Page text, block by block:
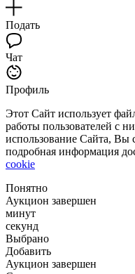
Подать
Чат
Профиль
Этот Сайт использует
работы пользователей с
использование Сайта, Вы
подробная информация
cookie
Понятно
Аукцион завершен
минут
секунд
Выбрано
Добавить
Аукцион завершен